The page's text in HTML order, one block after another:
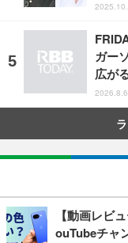
ガー
広が
【動画レビ
ouTubeチャ